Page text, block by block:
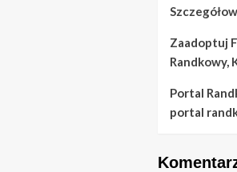
Zaadoptuj
Randkowy,
Portal
portal